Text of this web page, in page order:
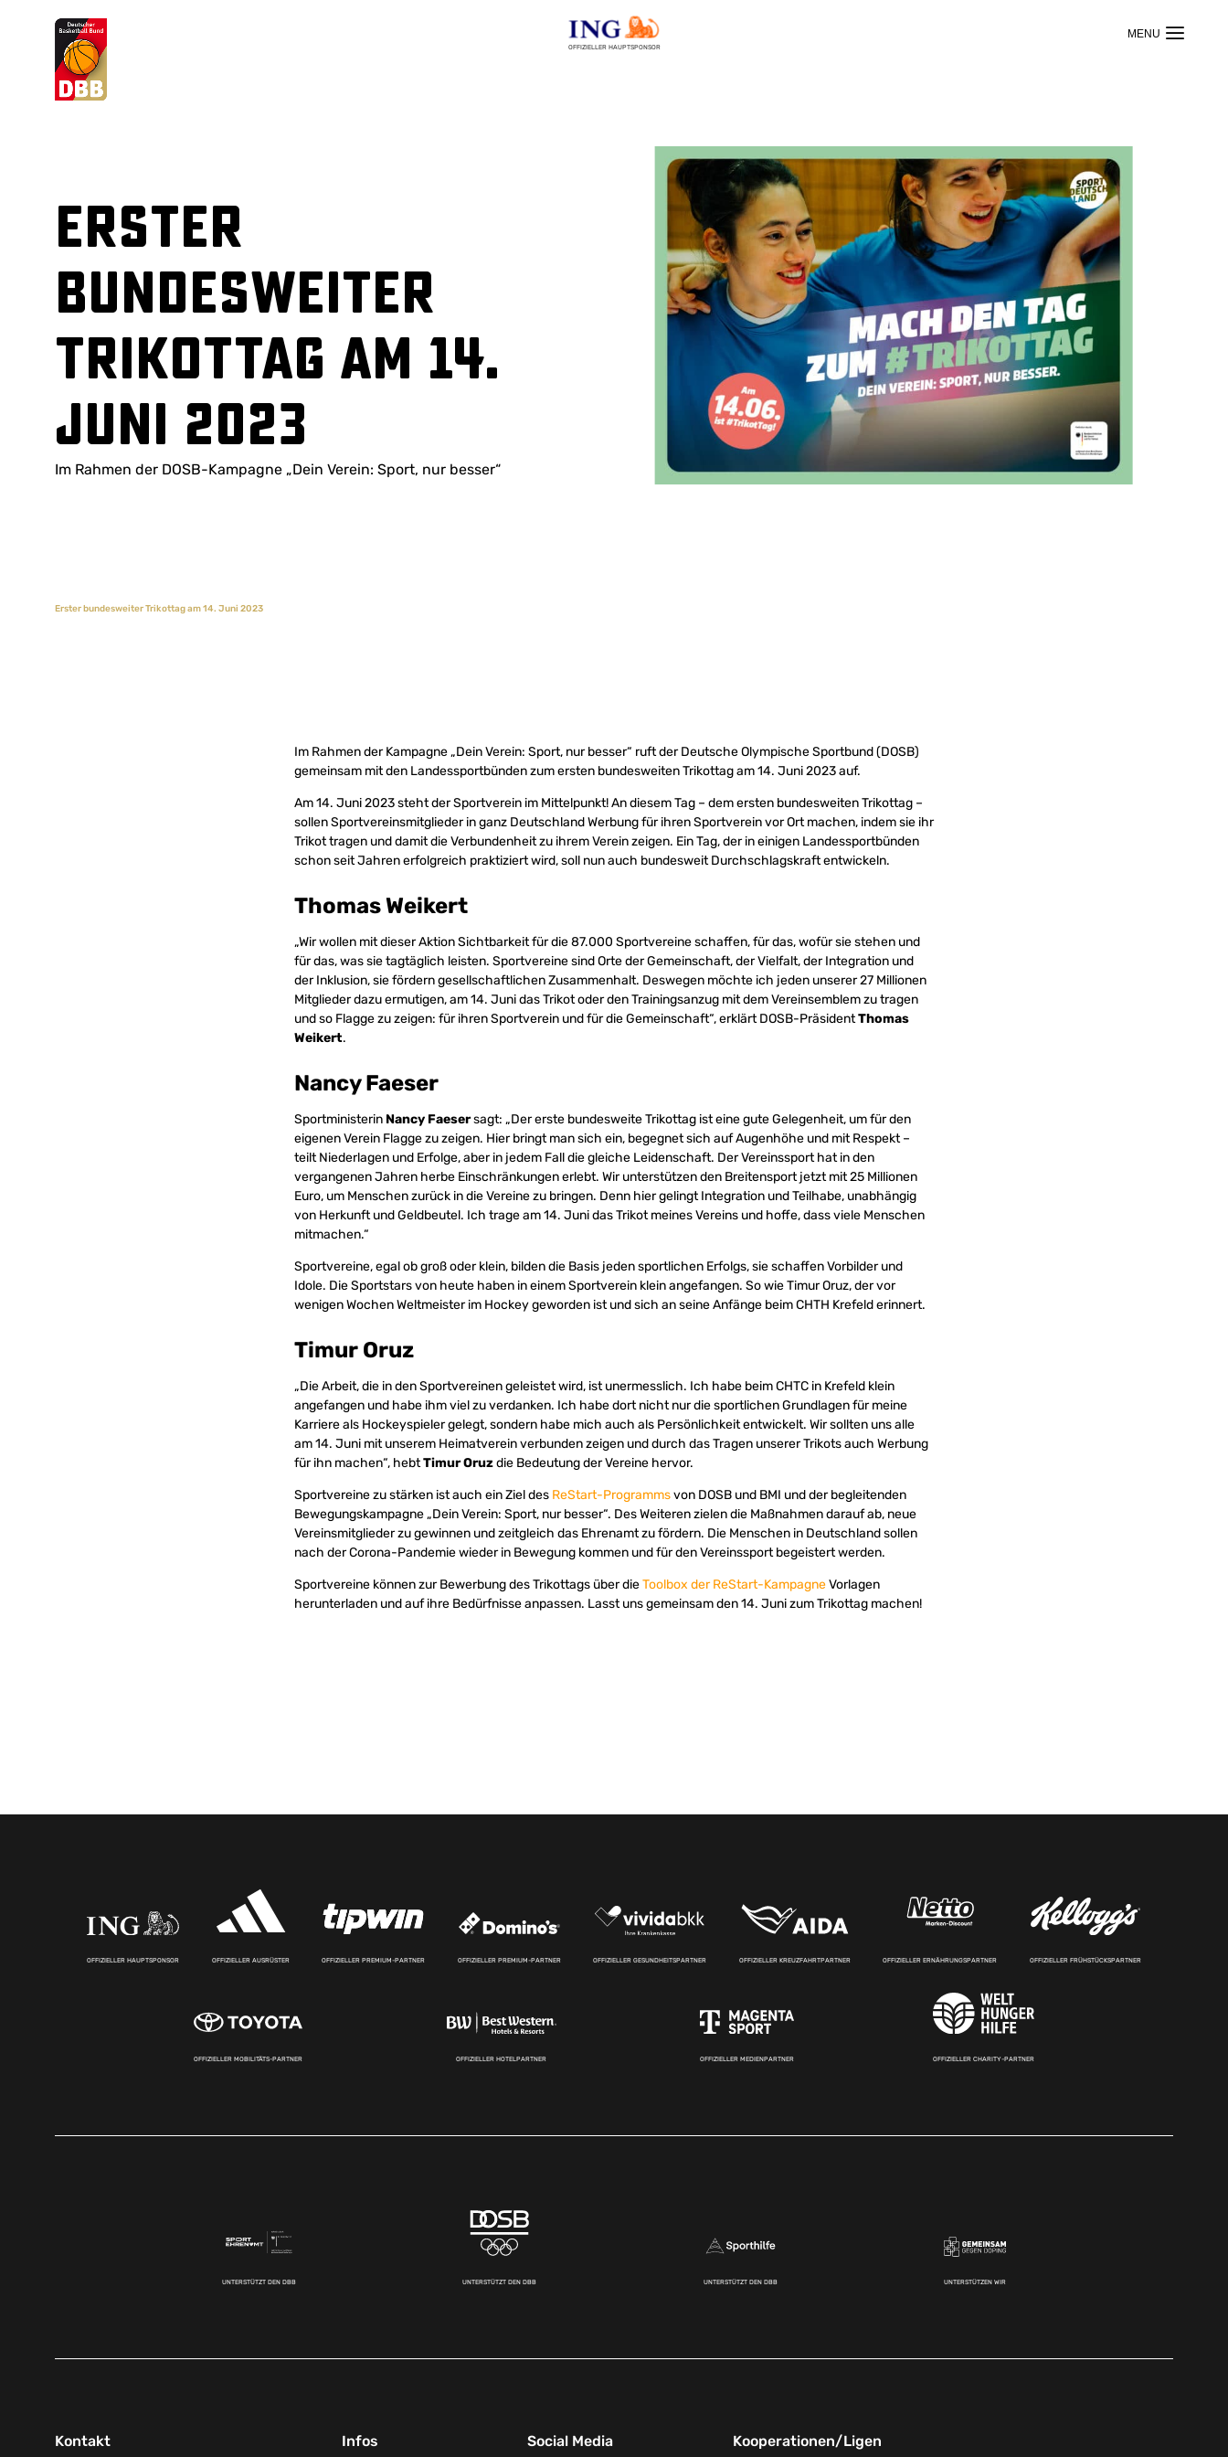
OFFIZIELLER HAUPTSPONSOR
Suchvorschläge
Erster
bundesweiter
Trikottag am 14.
Juni 2023
Im Rahmen der DOSB-Kampagne „Dein Verein: Sport, nur besser“
Erster bundesweiter Trikottag am 14. Juni 2023
Im Rahmen der Kampagne „Dein Verein: Sport, nur besser“ ruft der Deutsche Olympische Sportbund (DOSB)
gemeinsam mit den Landessportbünden zum ersten bundesweiten Trikottag am 14. Juni 2023 auf.
Am 14. Juni 2023 steht der Sportverein im Mittelpunkt! An diesem Tag – dem ersten bundesweiten Trikottag –
sollen Sportvereinsmitglieder in ganz Deutschland Werbung für ihren Sportverein vor Ort machen, indem sie ihr
Trikot tragen und damit die Verbundenheit zu ihrem Verein zeigen. Ein Tag, der in einigen Landessportbünden
schon seit Jahren erfolgreich praktiziert wird, soll nun auch bundesweit Durchschlagskraft entwickeln.
Thomas Weikert
„Wir wollen mit dieser Aktion Sichtbarkeit für die 87.000 Sportvereine schaffen, für das, wofür sie stehen und
für das, was sie tagtäglich leisten. Sportvereine sind Orte der Gemeinschaft, der Vielfalt, der Integration und
der Inklusion, sie fördern gesellschaftlichen Zusammenhalt. Deswegen möchte ich jeden unserer 27 Millionen
Mitglieder dazu ermutigen, am 14. Juni das Trikot oder den Trainingsanzug mit dem Vereinsemblem zu tragen
und so Flagge zu zeigen: für ihren Sportverein und für die Gemeinschaft“, erklärt DOSB-PräsidentThomas
Weikert.
Nancy Faeser
Sportministerin Nancy Faesersagt: „Der erste bundesweite Trikottag ist eine gute Gelegenheit, um für den
eigenen Verein Flagge zu zeigen. Hier bringt man sich ein, begegnet sich auf Augenhöhe und mit Respekt ­–
teilt Niederlagen und Erfolge, aber in jedem Fall die gleiche Leidenschaft. Der Vereinssport hat in den
vergangenen Jahren herbe Einschränkungen erlebt. Wir unterstützen den Breitensport jetzt mit 25 Millionen
Euro, um Menschen zurück in die Vereine zu bringen. Denn hier gelingt Integration und Teilhabe, unabhängig
von Herkunft und Geldbeutel. Ich trage am 14. Juni das Trikot meines Vereins und hoffe, dass viele Menschen
mitmachen.“
Sportvereine, egal ob groß oder klein, bilden die Basis jeden sportlichen Erfolgs, sie schaffen Vorbilder und
Idole. Die Sportstars von heute haben in einem Sportverein klein angefangen. So wie Timur Oruz, der vor
wenigen Wochen Weltmeister im Hockey geworden ist und sich an seine Anfänge beim CHTH Krefeld erinnert.
Timur Oruz
„Die Arbeit, die in den Sportvereinen geleistet wird, ist unermesslich. Ich habe beim CHTC in Krefeld klein
angefangen und habe ihm viel zu verdanken. Ich habe dort nicht nur die sportlichen Grundlagen für meine
Karriere als Hockeyspieler gelegt, sondern habe mich auch als Persönlichkeit entwickelt. Wir sollten uns alle
am 14. Juni mit unserem Heimatverein verbunden zeigen und durch das Tragen unserer Trikots auch Werbung
für ihn machen“, hebtTimur Oruzdie Bedeutung der Vereine hervor.
Sportvereine zu stärken ist auch ein Ziel des ReStart-Programmsvon DOSB und BMI und der begleitenden
Bewegungskampagne „Dein Verein: Sport, nur besser“. Des Weiteren zielen die Maßnahmen darauf ab, neue
Vereinsmitglieder zu gewinnen und zeitgleich das Ehrenamt zu fördern. Die Menschen in Deutschland sollen
nach der Corona-Pandemie wieder in Bewegung kommen und für den Vereinssport begeistert werden.
Sportvereine können zur Bewerbung des Trikottags über dieToolbox der ReStart-KampagneVorlagen
herunterladen und auf ihre Bedürfnisse anpassen. Lasst uns gemeinsam den 14. Juni zum Trikottag machen!
OFFIZIELLER HAUPTSPONSOR OFFIZIELLER AUSRÜSTER OFFIZIELLER PREMIUM-PARTNER OFFIZIELLER PREMIUM-PARTNER OFFIZIELLER GESUNDHEITSPARTNER OFFIZIELLER KREUZFAHRTPARTNER OFFIZIELLER ERNÄHRUNGSPARTNER OFFIZIELLER FRÜHSTÜCKSPARTNER
OFFIZIELLER MOBILITÄTS-PARTNER OFFIZIELLER HOTELPARTNER OFFIZIELLER MEDIENPARTNER OFFIZIELLER CHARITY-PARTNER
UNTERSTÜTZT DEN DBB UNTERSTÜTZT DEN DBB UNTERSTÜTZT DEN DBB UNTERSTÜTZEN WIR
Kontakt Infos Social Media Kooperationen/Ligen